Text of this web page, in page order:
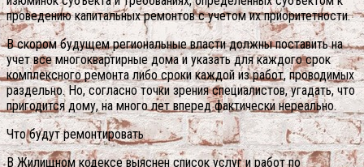
проведению капитальных ремонтов с учетом их приоритетности.
В скором будущем региональные власти должны поставить на
учет все многоквартирные дома и указать для каждого срок
комплексного ремонта либо сроки каждой из работ, проводимых
раздельно. Но, согласно точки зрения специалистов, угадать, что
пригодится дому, на много лет вперед фактически нереально.
Что будут ремонтировать
В Жилищном кодексе выяснен список услуг и работ по